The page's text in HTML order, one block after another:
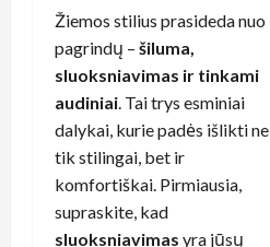
Žiemos stilius prasideda nuo
pagrindų – šiluma,
sluoksniavimas ir tinkami
audiniai . Tai trys esminiai
dalykai, kurie padės išlikti ne
tik stilingai, bet ir
komfortiškai. Pirmiausia,
supraskite, kad
sluoksniavimas yra jūsų